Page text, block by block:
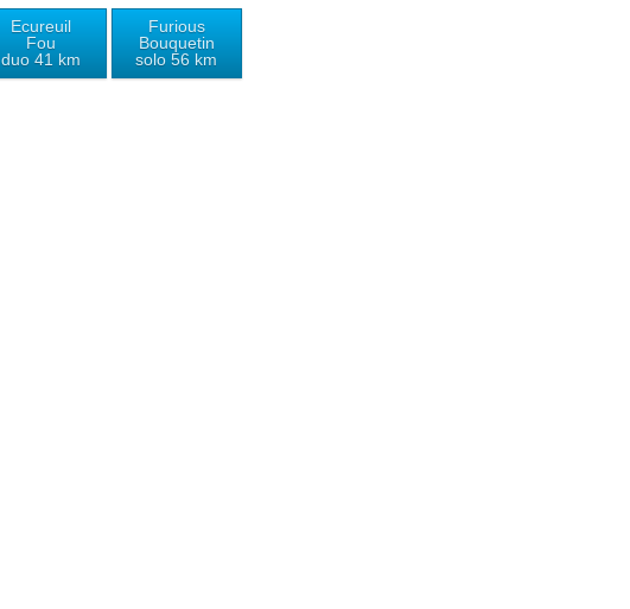
Ecureuil
Fou
duo 41 km
Furious
Bouquetin
solo 56 km